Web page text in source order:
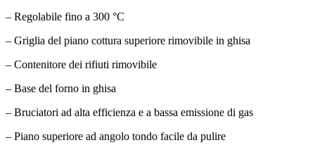
– Regolabile fino a 300 °C
– Griglia del piano cottura superiore rimovibile in ghisa
– Contenitore dei rifiuti rimovibile
– Base del forno in ghisa
– Bruciatori ad alta efficienza e a bassa emissione di gas
– Piano superiore ad angolo tondo facile da pulire